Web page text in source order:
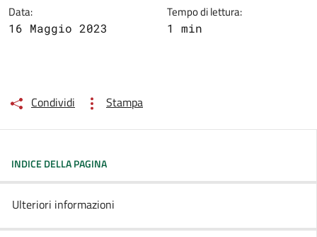
Data:
16 Maggio 2023
Tempo di lettura:
1 min
Condividi Stampa
INDICE DELLA PAGINA
Ulteriori informazioni